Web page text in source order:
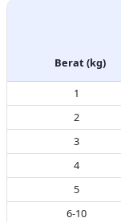
Berat (kg)
1
2
3
4
5
6-10